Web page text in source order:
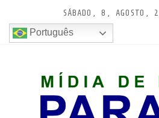
conteúdo
SÁBADO, 8, AGOSTO,
Português